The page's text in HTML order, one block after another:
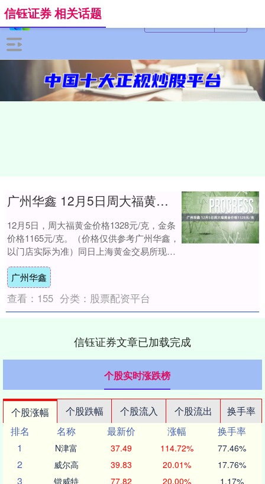
信钰证券 相关话题
广州华鑫 12月5日周大福黄金价格1328元/克
12月5日，周大福黄金价格1328元/克，金条
价格1165元/克。（价格仅供参考广州华鑫，
以门店实际为准）同日上海黄金交易所现货
黄金AU9999最新价为952.....
广州华鑫
查看： 155 分类： 股票配资平台
信钰证券文章已加载完成
个股实时涨跌榜
个股涨幅 个股跌幅 个股流入 个股流出
换手率
排名
名称 最新价 涨幅
换手率
1
N津富 37.49 114.72% 77.46%
2 威尔高 39.83 20.01% 17.76%
3 锴威特 77.82 20.00% 1.17%